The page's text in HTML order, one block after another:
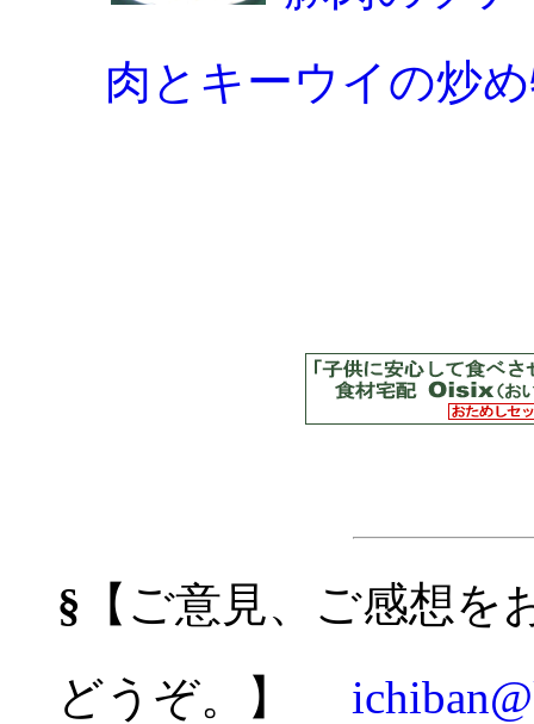
肉とキーウイの炒
§ 【ご意見、ご感想
どうぞ。】